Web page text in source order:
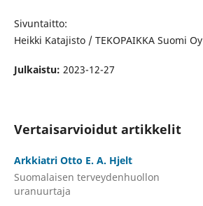
Sivuntaitto:
Heikki Katajisto / TEKOPAIKKA Suomi Oy
Julkaistu: 2023-12-27
Vertaisarvioidut artikkelit
Arkkiatri Otto E. A. Hjelt
Suomalaisen terveydenhuollon
uranuurtaja